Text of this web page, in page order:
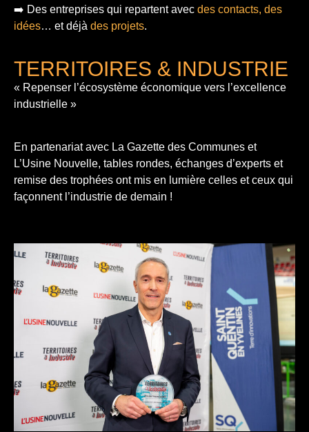
➡️ Des entreprises qui repartent avec des contacts, des
idées… et déjà des projets.
TERRITOIRES & INDUSTRIE
« Repenser l’écosystème économique vers l’excellence
industrielle »
En partenariat avec La Gazette des Communes et
L’Usine Nouvelle, tables rondes, échanges d’experts et
remise des trophées ont mis en lumière celles et ceux qui
façonnent l’industrie de demain !